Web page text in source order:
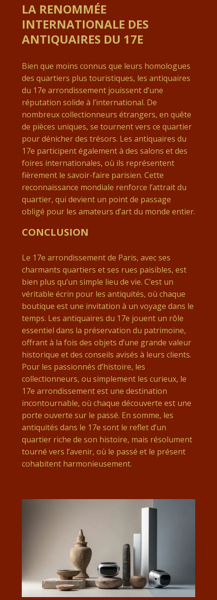
LA RENOMMÉE
INTERNATIONALE DES
ANTIQUAIRES DU 17E
Bien que moins connus que leurs homologues
des quartiers plus touristiques, les antiquaires
du 17e arrondissement jouissent d’une
réputation solide à l’international. De
nombreux collectionneurs étrangers, en quête
de pièces uniques, se tournent vers ce quartier
pour dénicher des trésors. Les antiquaires du
17e participent également à des salons et des
foires internationales, où ils représentent
fièrement le savoir-faire parisien. Cette
reconnaissance mondiale renforce l’attrait du
quartier, qui devient un point de passage
obligé pour les amateurs d’art du monde entier.
CONCLUSION
Le 17e arrondissement de Paris, avec ses
charmants quartiers et ses rues paisibles, est
bien plus qu’un simple lieu de vie. C’est un
véritable écrin pour les antiquités, où chaque
boutique est une invitation à un voyage dans le
temps. Les antiquaires du 17e jouent un rôle
essentiel dans la préservation du patrimoine,
offrant à la fois des objets d’une grande valeur
historique et des conseils avisés à leurs clients.
Pour les passionnés d’histoire, les
collectionneurs, ou simplement les curieux, le
17e arrondissement est une destination
incontournable, où chaque découverte est une
porte ouverte sur le passé. En somme, les
antiquités dans le 17e sont le reflet d’un
quartier riche de son histoire, mais résolument
tourné vers l’avenir, où le passé et le présent
cohabitent harmonieusement.